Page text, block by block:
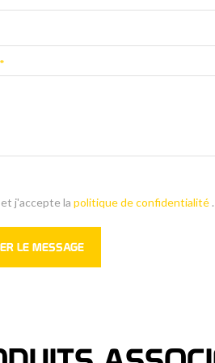
*
et j'accepte la politique de confidentialité .